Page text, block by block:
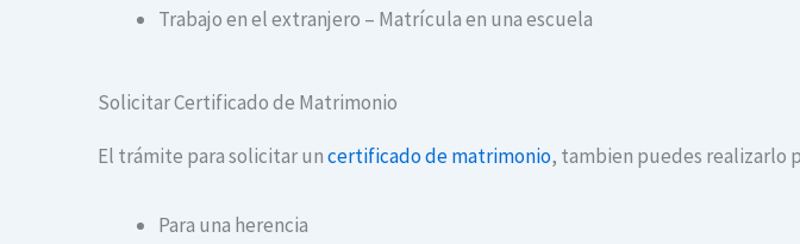
Trabajo en el extranjero – Matrícula en una escuela
Solicitar Certificado de Matrimonio
El trámite para solicitar uncertificado de matrimonio, tambien puedes realizarlo
Para una herencia